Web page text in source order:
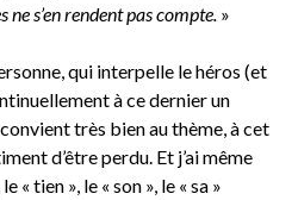
s’en rendent pas compte. »
qui interpelle le héros (et
à ce dernier un
très bien au thème, à cet
d’être perdu. Et j’ai même
« tien », le « son », le « sa »